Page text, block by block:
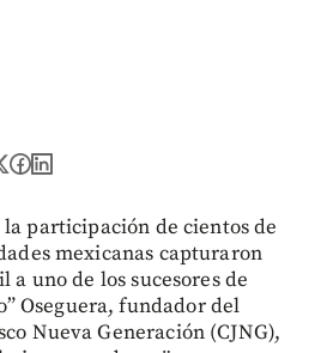
participación de cientos de
mexicanas capturaron
a uno de los sucesores de
Oseguera, fundador del
Nueva Generación (CJNG),